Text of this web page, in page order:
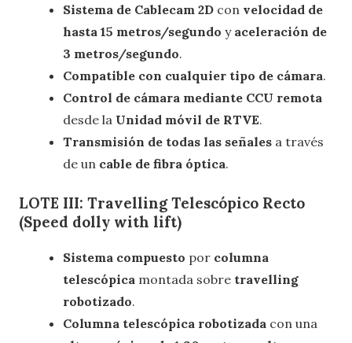
Sistema de Cablecam 2D con velocidad de
hasta 15 metros/segundo y aceleración de
3 metros/segundo.
Compatible con cualquier tipo de cámara.
Control de cámara mediante CCU remota
desde la Unidad móvil de RTVE.
Transmisión de todas las señales a través
de un cable de fibra óptica.
LOTE III: Travelling Telescópico Recto
(Speed dolly with lift)
Sistema compuesto por columna
telescópica montada sobre travelling
robotizado.
Columna telescópica robotizada con una